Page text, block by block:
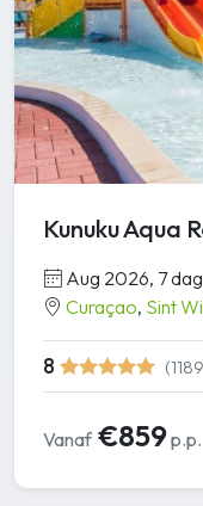
Kunuku Aqua
Aug 2026, 7
Curaçao, Sint
8
Vanaf€859p.p.